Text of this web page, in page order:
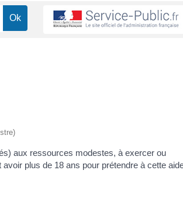
aux ressources modestes, à exercer ou
plus de 18 ans pour prétendre à cette